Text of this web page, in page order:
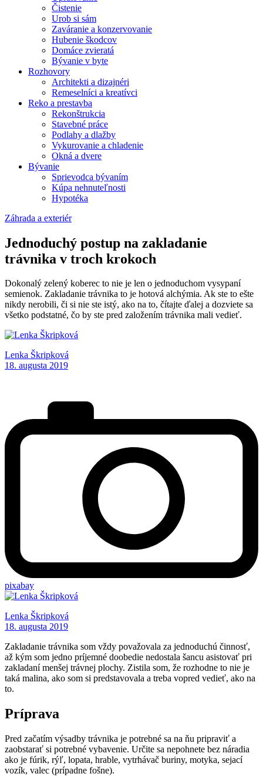
Čistenie
Urob si sám
Zaváranie a konzervovanie
Hubenie škodcov
Domáce zvieratá
Bývanie v byte
Rozhovory
Architekti a dizajnéri
Remeselníci a kreatívci
Reko a prestavba
Rekonštrukcia
Stavebné práce
Podlahy a dlažby
Vykurovanie a chladenie
Okná a dvere
Bývanie
Sprievodca bývaním
Kúpa nehnuteľnosti
Hypotéka
Záhrada a exteriér
Jednoduchý postup na zakladanie
trávnika v troch krokoch
Dokonalý zelený koberec to nie je len o jednoduchom vysypaní
semienok. Zakladanie trávnika to je hotová alchýmia. Ak ste to ešte
nikdy nerobili, či si nie ste istý, ako na to, čítajte ďalej a dozviete sa
všetko podstatné, čo by ste pred založením trávnika mali vedieť.
Lenka Škripková
18. augusta 2019
pixabay
Lenka Škripková
18. augusta 2019
Zakladanie trávnika som vždy považovala za jednoduchú činnosť,
až kým som jedno príjemné doobedie nedostala šancu asistovať pri
zakladaní menšej trávnej plochy. Zistila som, že rozhodne to nie je
taká malina, ako som si predstavovala a treba vopred vedieť, ako na
to.
Príprava
Pred začatím výsadby trávnika je potrebné sa na ňu pripraviť a
zaobstarať si potrebné vybavenie. Určite sa nepohnete bez náradia
ako je fúrik, rýľ, lopata, hrable, vytrhávač buriny, motyka, sejací
vozík, valec (prípadne fošne).